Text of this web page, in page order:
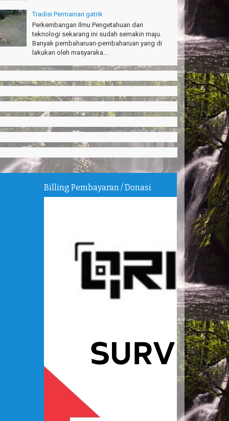
Tradisi Permainan gatrik
Perkembangan Ilmu Pengetahuan dan
teknologi sekarang ini sudah semakin maju.
Banyak pembaharuan-pembaharuan yang di
lakukan oleh masyaraka...
Billing Pembayaran / Donasi